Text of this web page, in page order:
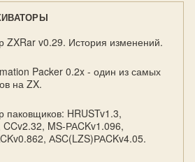
ZXRar v0.29. История изменений.
Packer 0.2x - один из самых
на ZX.
паковщиков: HRUSTv1.3,
MS-РАCKv1.096,
АSC(LZS)РАCKv4.05.